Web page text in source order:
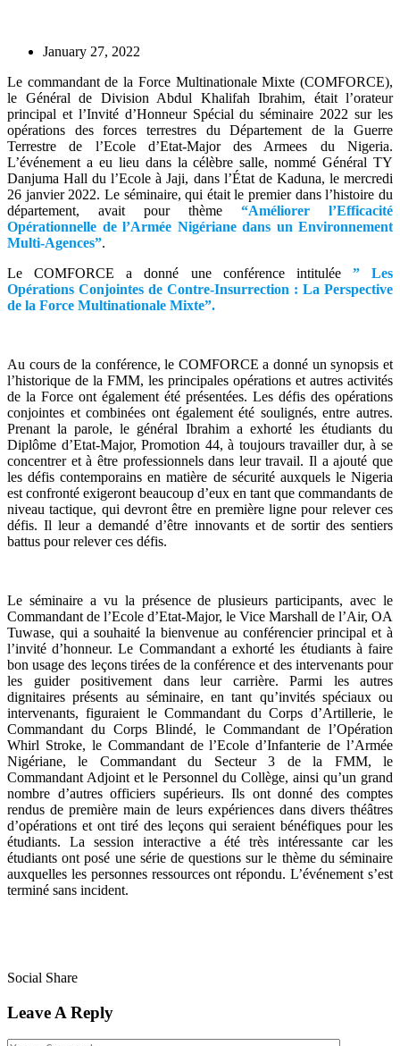
January 27, 2022
Le commandant de la Force Multinationale Mixte (COMFORCE),
le Général de Division Abdul Khalifah Ibrahim, était l’orateur
principal et l’Invité d’Honneur Spécial du séminaire 2022 sur les
opérations des forces terrestres du Département de la Guerre
Terrestre de l’Ecole d’Etat-Major des Armees du Nigeria.
L’événement a eu lieu dans la célèbre salle, nommé Général TY
Danjuma Hall du l’Ecole à Jaji, dans l’État de Kaduna, le mercredi
26 janvier 2022. Le séminaire, qui était le premier dans l’histoire du
département, avait pour thème “Améliorer l’Efficacité
Opérationnelle de l’Armée Nigériane dans un Environnement
Multi-Agences”.
Le COMFORCE a donné une conférence intitulée ” Les
Opérations Conjointes de Contre-Insurrection : La Perspective
de la Force Multinationale Mixte”.
Au cours de la conférence, le COMFORCE a donné un synopsis et
l’historique de la FMM, les principales opérations et autres activités
de la Force ont également été présentées. Les défis des opérations
conjointes et combinées ont également été soulignés, entre autres.
Prenant la parole, le général Ibrahim a exhorté les étudiants du
Diplôme d’Etat-Major, Promotion 44, à toujours travailler dur, à se
concentrer et à être professionnels dans leur travail. Il a ajouté que
les défis contemporains en matière de sécurité auxquels le Nigeria
est confronté exigeront beaucoup d’eux en tant que commandants de
niveau tactique, qui devront être en première ligne pour relever ces
défis. Il leur a demandé d’être innovants et de sortir des sentiers
battus pour relever ces défis.
Le séminaire a vu la présence de plusieurs participants, avec le
Commandant de l’Ecole d’Etat-Major, le Vice Marshall de l’Air, OA
Tuwase, qui a souhaité la bienvenue au conférencier principal et à
l’invité d’honneur. Le Commandant a exhorté les étudiants à faire
bon usage des leçons tirées de la conférence et des intervenants pour
les guider positivement dans leur carrière. Parmi les autres
dignitaires présents au séminaire, en tant qu’invités spéciaux ou
intervenants, figuraient le Commandant du Corps d’Artillerie, le
Commandant du Corps Blindé, le Commandant de l’Opération
Whirl Stroke, le Commandant de l’Ecole d’Infanterie de l’Armée
Nigériane, le Commandant du Secteur 3 de la FMM, le
Commandant Adjoint et le Personnel du Collège, ainsi qu’un grand
nombre d’autres officiers supérieurs. Ils ont donné des comptes
rendus de première main de leurs expériences dans divers théâtres
d’opérations et ont tiré des leçons qui seraient bénéfiques pour les
étudiants. La session interactive a été très intéressante car les
étudiants ont posé une série de questions sur le thème du séminaire
auxquelles les personnes ressources ont répondu. L’événement s’est
terminé sans incident.
Social Share
Leave A Reply